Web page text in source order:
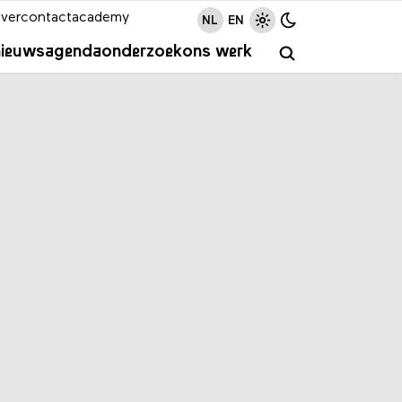
agendaonderzoekons werk
contactacademy NL EN